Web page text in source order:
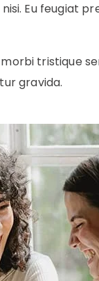
Eu feugiat
tristique
gravida.